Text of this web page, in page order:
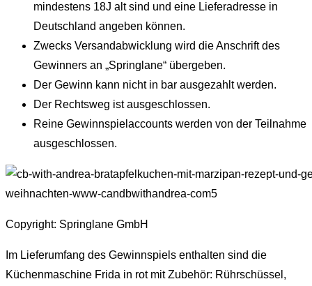
mindestens 18J alt sind und eine Lieferadresse in
Deutschland angeben können.
Zwecks Versandabwicklung wird die Anschrift des
Gewinners an „Springlane“ übergeben.
Der Gewinn kann nicht in bar ausgezahlt werden.
Der Rechtsweg ist ausgeschlossen.
Reine Gewinnspielaccounts werden von der Teilnahme
ausgeschlossen.
Copyright: Springlane GmbH
Im Lieferumfang des Gewinnspiels enthalten sind die
Küchenmaschine Frida in rot mit Zubehör: Rührschüssel,